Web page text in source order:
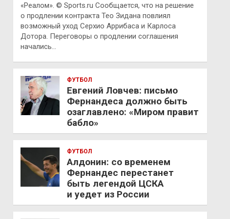
«Реалом». © Sports.ru Сообщается, что на решение
о продлении контракта Тео Зидана повлиял
возможный уход Серхио Аррибаса и Карлоса
Дотора. Переговоры о продлении соглашения
начались…
ФУТБОЛ
Евгений Ловчев: письмо
Фернандеса должно быть
озаглавлено: «Миром правит
бабло»
ФУТБОЛ
Алдонин: со временем
Фернандес перестанет
быть легендой ЦСКА
и уедет из России